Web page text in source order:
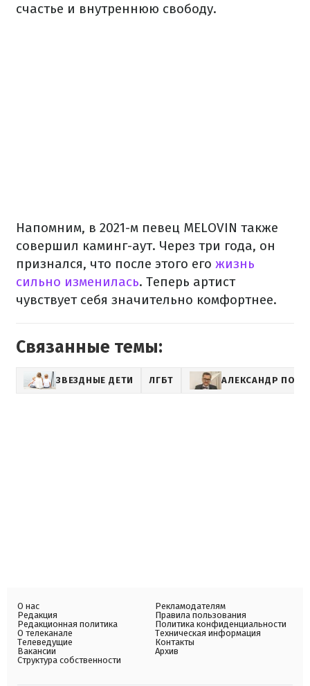
счастье и внутреннюю свободу.
Напомним, в 2021-м певец MELOVIN также
совершил каминг-аут. Через три года, он
признался, что после этого его жизнь
сильно изменилась. Теперь артист
чувствует себя значительно комфортнее.
Связанные темы:
ЗВЕЗДНЫЕ ДЕТИ ЛГБТ АЛЕКСАНДР
О нас
Редакция
Редакционная политика
О телеканале
Телеведущие
Вакансии
Структура собственности
Рекламодателям
Правила пользования
Политика конфиденциальности
Техническая информация
Контакты
Архив